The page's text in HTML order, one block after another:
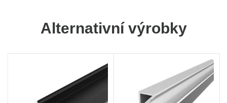
Alternativní výrobky